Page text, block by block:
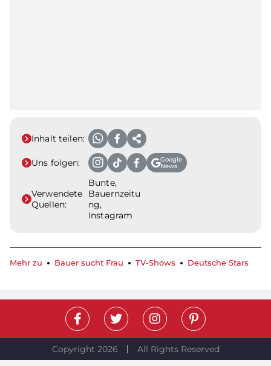
Inhalt teilen:
Uns folgen:
Google
News
Verwendete
Quellen:
Bunte,
Bauernzeitu
ng,
Instagram
Mehr zu Bauer sucht Frau TV-Shows Deutsche Stars
Copyright 2026 All Rights Reserved